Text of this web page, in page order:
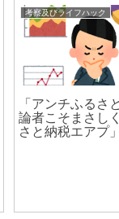
考察及びライフハック
「アンチふるさ
論者こそまさし
さと納税エアプ